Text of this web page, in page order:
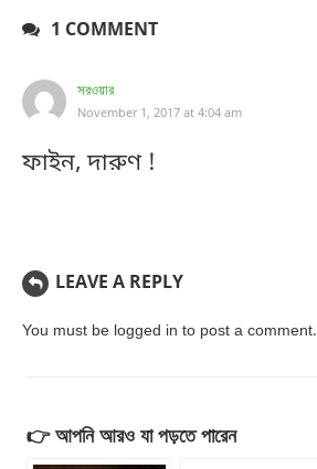
1 COMMENT
সরওয়ার
November 1, 2017 at 4:04 am
ফাইন, দারুণ !
LEAVE A REPLY
You must be logged in to post a comment.
👉 আপনি আরও যা পড়তে পারেন